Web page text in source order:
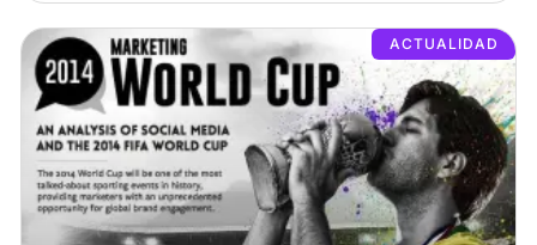
ACTUALIDAD